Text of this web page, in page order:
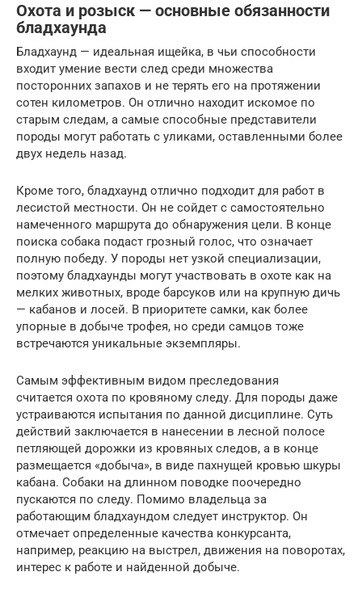
Охота и розыск — основные обязанности
бладхаунда
Бладхаунд — идеальная ищейка, в чьи способности
входит умение вести след среди множества
посторонних запахов и не терять его на протяжении
сотен километров. Он отлично находит искомое по
старым следам, а самые способные представители
породы могут работать с уликами, оставленными более
двух недель назад.
Кроме того, бладхаунд отлично подходит для работ в
лесистой местности. Он не сойдет с самостоятельно
намеченного маршрута до обнаружения цели. В конце
поиска собака подаст грозный голос, что означает
полную победу. У породы нет узкой специализации,
поэтому бладхаунды могут участвовать в охоте как на
мелких животных, вроде барсуков или на крупную дичь
— кабанов и лосей. В приоритете самки, как более
упорные в добыче трофея, но среди самцов тоже
встречаются уникальные экземпляры.
Самым эффективным видом преследования
считается охота по кровяному следу. Для породы даже
устраиваются испытания по данной дисциплине. Суть
действий заключается в нанесении в лесной полосе
петляющей дорожки из кровяных следов, а в конце
размещается «добыча», в виде пахнущей кровью шкуры
кабана. Собаки на длинном поводке поочередно
пускаются по следу. Помимо владельца за
работающим бладхаундом следует инструктор. Он
отмечает определенные качества конкурсанта,
например, реакцию на выстрел, движения на поворотах,
интерес к работе и найденной добыче.